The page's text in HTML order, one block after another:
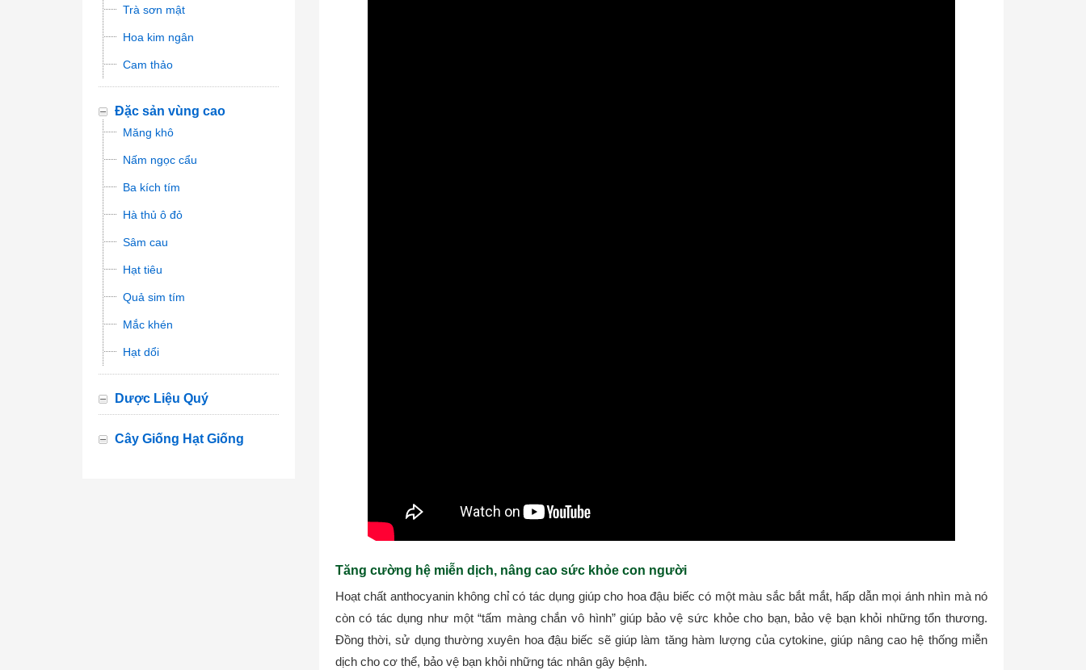
Trà sơn mật
Hoa kim ngân
Cam thảo
Đặc sản vùng cao
Măng khô
Nấm ngọc cẩu
Ba kích tím
Hà thủ ô đỏ
Sâm cau
Hạt tiêu
Quả sim tím
Mắc khén
Hạt dổi
Dược Liệu Quý
Cây Giống Hạt Giống
Tăng cường hệ miễn dịch, nâng cao sức khỏe con người
Hoạt chất anthocyanin không chỉ có tác dụng giúp cho hoa đậu biếc có một màu sắc bắt mắt, hấp dẫn mọi ánh nhìn mà nó
còn có tác dụng như một “tấm màng chắn vô hình” giúp bảo vệ sức khỏe cho bạn, bảo vệ bạn khỏi những tổn thương.
Đồng thời, sử dụng thường xuyên hoa đậu biếc sẽ giúp làm tăng hàm lượng của cytokine, giúp nâng cao hệ thống miễn
dịch cho cơ thể, bảo vệ bạn khỏi những tác nhân gây bệnh.